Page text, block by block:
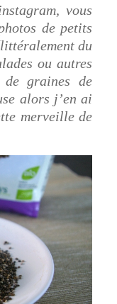
vous
de petits
du
ou autres
de graines de
alors j’en ai
merveille de